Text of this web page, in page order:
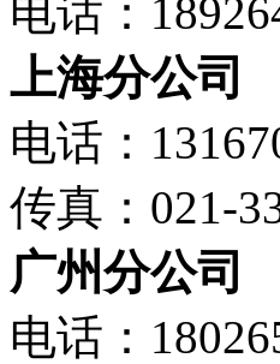
电话：
上海分公司
电话：
传真：021-
广州分公司
电话：